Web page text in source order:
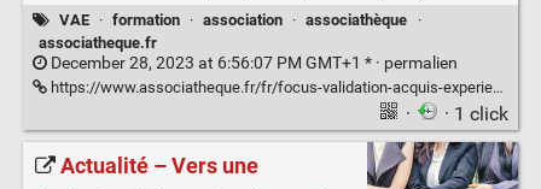
VAE · formation · association · associathèque
·
associatheque.fr
December 28, 2023 at 6:56:07 PM GMT+1 * · permalien
https://www.associatheque.fr/fr/focus-validation-acquis-experience-benevole.html
· · 1 click
Actualité – Vers une